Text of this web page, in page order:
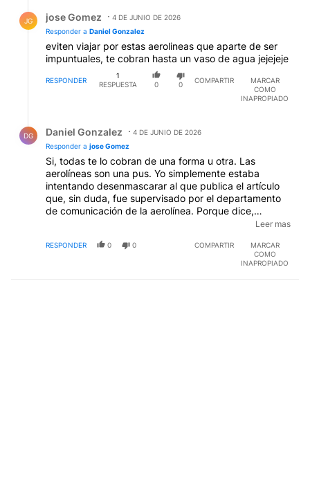
JG jose Gomez
4 DE JUNIO DE 2026
Responder a Daniel Gonzalez
eviten viajar por estas aerolineas que aparte de ser
impuntuales, te cobran hasta un vaso de agua jejejeje
RESPONDER
1
RESPUESTA
0 0
COMPARTIR
MARCAR
COMO
INAPROPIADO
DG Daniel Gonzalez
4 DE JUNIO DE 2026
Responder a jose Gomez
Si, todas te lo cobran de una forma u otra. Las
aerolíneas son una pus. Yo simplemente estaba
intentando desenmascarar al que publica el artículo
que, sin duda, fue supervisado por el departamento
de comunicación de la aerolínea. Porque dice,
falsamente que estaban haciendo controles para
cuál es mentira.
EDITADO
Leer mas
RESPONDER 0 0 COMPARTIR
MARCAR
COMO
INAPROPIADO